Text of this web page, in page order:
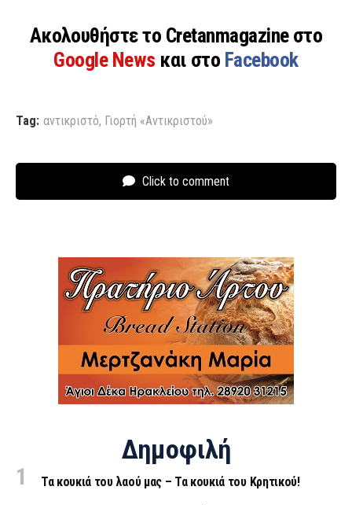
Ακολουθήστε το Cretanmagazine στο
Google News και στο Facebook
Tag: αντικριστό, Γιορτή «Αντικριστού»
Click to comment
Δημοφιλή
Τα κουκιά του λαού μας – Τα κουκιά του Κρητικού!